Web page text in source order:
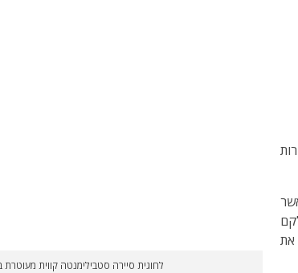
באשר
את
לחוגית סיירה סטבילימנטה קווית מעוטרת